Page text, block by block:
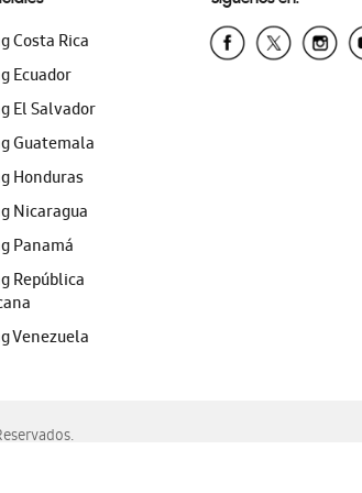
Costa Rica
Ecuador
El Salvador
Guatemala
Honduras
Nicaragua
Panamá
República
Venezuela